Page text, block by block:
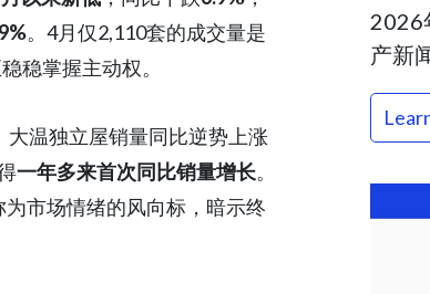
。4月仅2,110套的成交量是
稳掌握主动权。
温独立屋销量同比逆势上涨
一年多来首次同比销量增长。
市场情绪的风向标，暗示终
2026
产新